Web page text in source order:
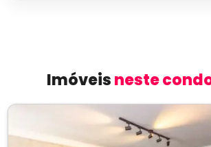
Imóveisneste